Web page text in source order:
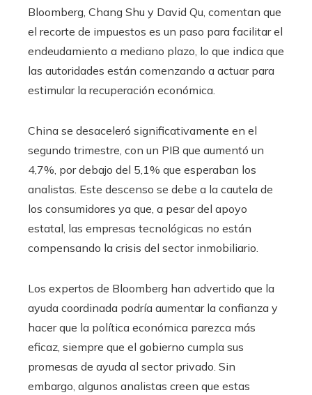
Bloomberg, Chang Shu y David Qu, comentan que
el recorte de impuestos es un paso para facilitar el
endeudamiento a mediano plazo, lo que indica que
las autoridades están comenzando a actuar para
estimular la recuperación económica.
China se desaceleró significativamente en el
segundo trimestre, con un PIB que aumentó un
4,7%, por debajo del 5,1% que esperaban los
analistas. Este descenso se debe a la cautela de
los consumidores ya que, a pesar del apoyo
estatal, las empresas tecnológicas no están
compensando la crisis del sector inmobiliario.
Los expertos de Bloomberg han advertido que la
ayuda coordinada podría aumentar la confianza y
hacer que la política económica parezca más
eficaz, siempre que el gobierno cumpla sus
promesas de ayuda al sector privado. Sin
embargo, algunos analistas creen que estas